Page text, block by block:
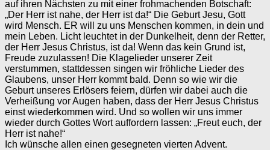
auf ihren Nächsten zu mit einer frohmachenden Botschaft:
„Der Herr ist nahe, der Herr ist da!“ Die Geburt Jesu, Gott
wird Mensch. ER will zu uns Menschen kommen, in dein und
mein Leben. Licht leuchtet in der Dunkelheit, denn der Retter,
der Herr Jesus Christus, ist da! Wenn das kein Grund ist,
Freude zuzulassen! Die Klagelieder unserer Zeit
verstummen, stattdessen singen wir fröhliche Lieder des
Glaubens, unser Herr kommt bald. Denn so wie wir die
Geburt unseres Erlösers feiern, dürfen wir dabei auch die
Verheißung vor Augen haben, dass der Herr Jesus Christus
einst wiederkommen wird. Und so wollen wir uns immer
wieder durch Gottes Wort auffordern lassen: „Freut euch, der
Herr ist nahe!“
Ich wünsche allen einen gesegneten vierten Advent.